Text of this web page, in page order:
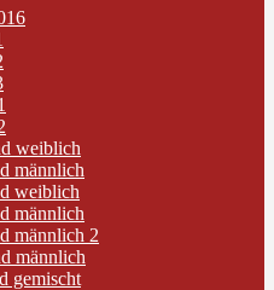
weiblich
männlich
weiblich
männlich
männlich 2
männlich
gemischt